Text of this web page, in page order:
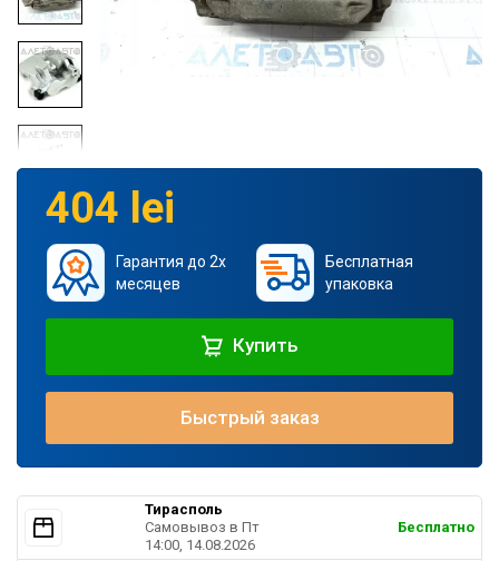
404 lei
Гарантия до 2х
месяцев
Бесплатная
упаковка
Купить
Быстрый заказ
Тирасполь
Самовывоз в Пт
14:00, 14.08.2026
Бесплатно